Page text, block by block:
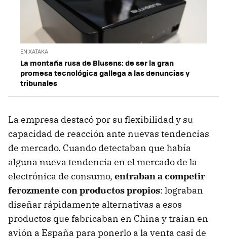
EN XATAKA
La montaña rusa de Blusens: de ser la gran
promesa tecnológica gallega a las denuncias y
tribunales
La empresa destacó por su flexibilidad y su
capacidad de reacción ante nuevas tendencias
de mercado. Cuando detectaban que había
alguna nueva tendencia en el mercado de la
electrónica de consumo, entraban a competir
ferozmente con productos propios: lograban
diseñar rápidamente alternativas a esos
productos que fabricaban en China y traían en
avión a España para ponerlo a la venta casi de